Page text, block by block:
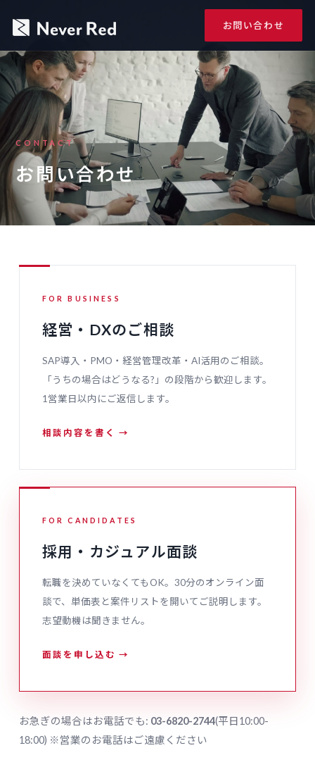
お問い合わせ
CONTACT
お問い合わせ
FOR BUSINESS
経営・DXのご相談
SAP導入・PMO・経営管理改革・AI活用のご相談。
「うちの場合はどうなる?」の段階から歓迎します。
1営業日以内にご返信します。
相談内容を書く →
FOR CANDIDATES
採用・カジュアル面談
転職を決めていなくてもOK。30分のオンライン面
談で、単価表と案件リストを開いてご説明します。
志望動機は聞きません。
面談を申し込む →
お急ぎの場合はお電話でも: 03-6820-2744(平日10:00-
18:00) ※営業のお電話はご遠慮ください